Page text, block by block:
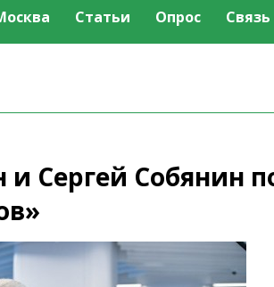
Статьи Опрос
Сергей Собянин